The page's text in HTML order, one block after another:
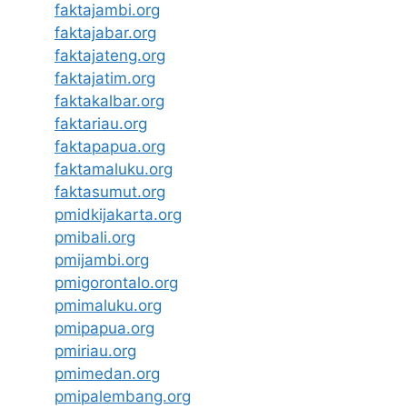
faktajambi.org
faktajabar.org
faktajateng.org
faktajatim.org
faktakalbar.org
faktariau.org
faktapapua.org
faktamaluku.org
faktasumut.org
pmidkijakarta.org
pmibali.org
pmijambi.org
pmigorontalo.org
pmimaluku.org
pmipapua.org
pmiriau.org
pmimedan.org
pmipalembang.org